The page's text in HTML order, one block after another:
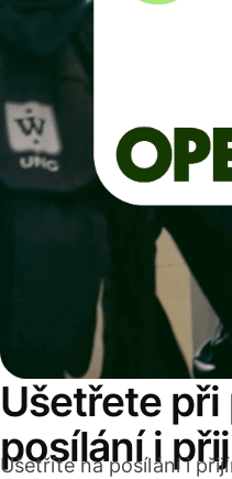
Ušetřete při
posílání i
Ušetříte na posílání i